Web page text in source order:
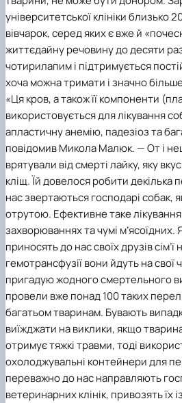
університетської клініки близько
вівчарок, серед яких є вже й
життєдайну речовину до десяти
чотирилапим і підтримується
хоча можна тримати і значно
«Ця кров, а також її компоненти
використовується для лікування
апластичну анемію, падезіоз та
повідомив Микола Малюк. — От і
врятували від смерті лайку, яку
кліщ. Їй довелося робити декілька
нас звертаються господарі собак,
отрутою. Ефективне таке
захворюваннях та чумі м’ясоїдних.
приносять до нас своїх друзів сім’ї
гемотрансфузії вони йдуть на
пригадую жодного смертельного
провели вже понад 100 таких
багатьом тваринам. Бувають
виїжджати на виклики, якщо
отримує тяжкі травми, тоді
охолоджувальні контейнери для
переважно до нас направляють
ветеринарних клінік, привозять їх